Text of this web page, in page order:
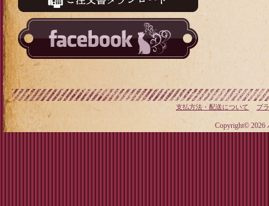
支払方法・配送について プ
Copyright©